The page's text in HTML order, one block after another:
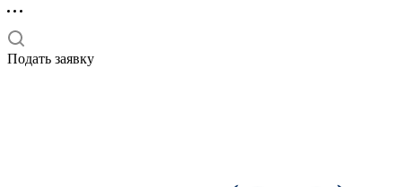
Подать заявку